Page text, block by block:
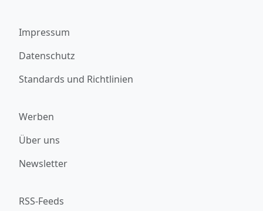
Impressum
Datenschutz
Standards und Richtlinien
Werben
Über uns
Newsletter
RSS-Feeds